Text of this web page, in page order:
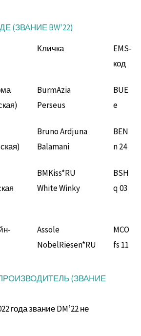
(ЗВАНИЕ BW'22)
Кличка
EMS-
код
BurmAzia
Perseus
BUE
e
Bruno Ardjuna
Balamani
BEN
n 24
BMKiss*RU
White Winky
BSH
q 03
Assole
NobelRiesen*RU
MCO
fs 11
(ЗВАНИЕ
года звание DM’22 не